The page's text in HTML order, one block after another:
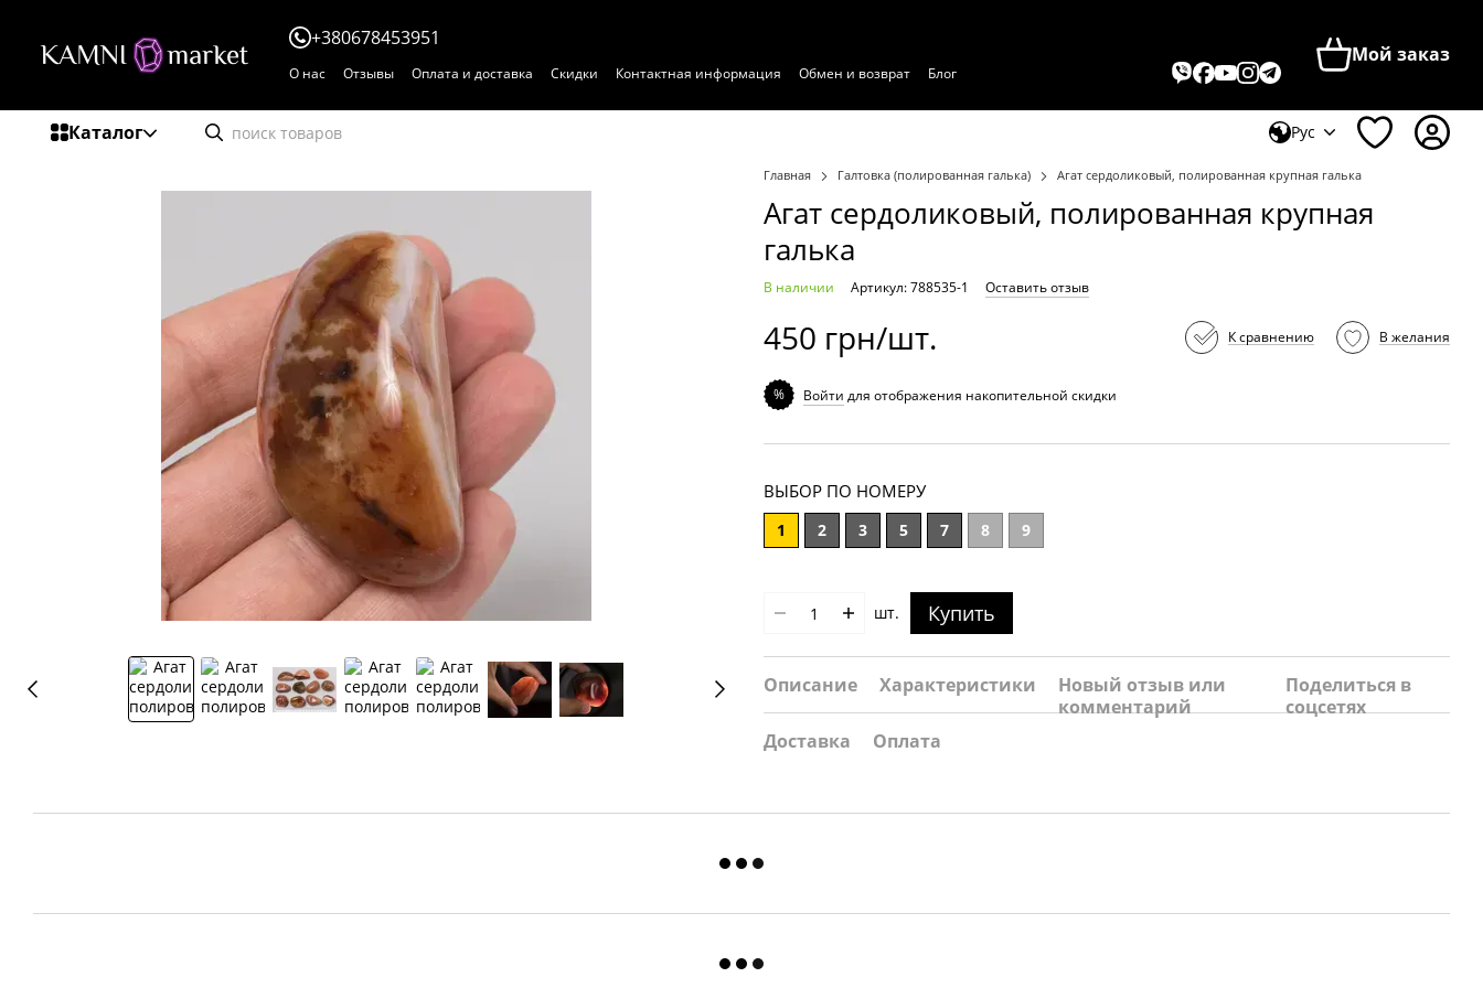
+380678453951
О нас Отзывы Оплата и доставка Скидки Контактная информация Обмен и возврат
Блог
Мой заказ
Каталог Рус
Главная Галтовка (полированная галька) Агат сердоликовый, полированная крупная галька
Агат сердоликовый, полированная крупная
галька
В наличии Артикул: 788535-1 Оставить отзыв
450 грн/шт. К сравнению В желания
% Войти для отображения накопительной скидки
ВЫБОР ПО НОМЕРУ
1 2 3 5 7 8 9
шт. Купить
Описание Характеристики
Новый отзыв или
комментарий
Поделиться в
соцсетях
Доставка
Оплата